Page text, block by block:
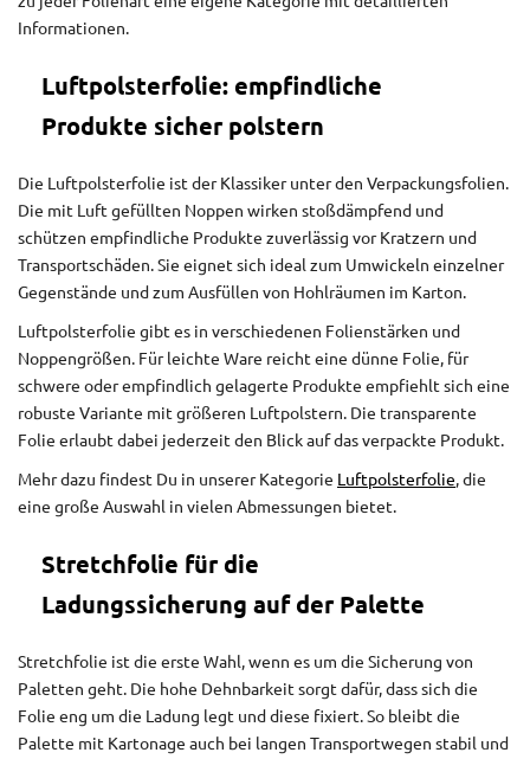
Informationen.
Luftpolsterfolie: empfindliche
Produkte sicher polstern
Die Luftpolsterfolie ist der Klassiker unter den Verpackungsfolien.
Die mit Luft gefüllten Noppen wirken stoßdämpfend und
schützen empfindliche Produkte zuverlässig vor Kratzern und
Transportschäden. Sie eignet sich ideal zum Umwickeln einzelner
Gegenstände und zum Ausfüllen von Hohlräumen im Karton.
Luftpolsterfolie gibt es in verschiedenen Folienstärken und
Noppengrößen. Für leichte Ware reicht eine dünne Folie, für
schwere oder empfindlich gelagerte Produkte empfiehlt sich eine
robuste Variante mit größeren Luftpolstern. Die transparente
Folie erlaubt dabei jederzeit den Blick auf das verpackte Produkt.
Mehr dazu findest Du in unserer Kategorie Luftpolsterfolie, die
eine große Auswahl in vielen Abmessungen bietet.
Stretchfolie für die
Ladungssicherung auf der Palette
Stretchfolie ist die erste Wahl, wenn es um die Sicherung von
Paletten geht. Die hohe Dehnbarkeit sorgt dafür, dass sich die
Folie eng um die Ladung legt und diese fixiert. So bleibt die
Palette mit Kartonage auch bei langen Transportwegen stabil und